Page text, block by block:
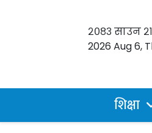
२०८३ साउन
2026 Aug 6,
शिक्षा